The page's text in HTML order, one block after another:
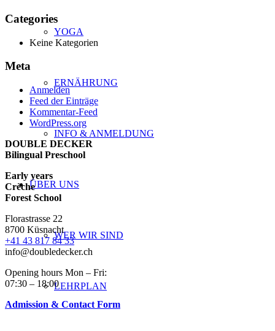
YOGA
ERNÄHRUNG
INFO & ANMELDUNG
ÜBER UNS
WER WIR SIND
LEHRPLAN
Categories
Keine Kategorien
Meta
Anmelden
Feed der Einträge
Kommentar-Feed
WordPress.org
DOUBLE DECKER
Bilingual Preschool
Early years
Crèche
Forest School
Florastrasse 22
8700 Küsnacht
+41 43 817 84 33
info@doubledecker.ch
Opening hours Mon – Fri:
07:30 – 18:00
Admission & Contact Form